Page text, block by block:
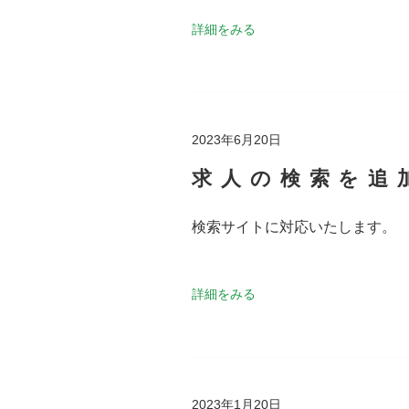
詳細をみる
2023年6月20日
求人の検索を追
検索サイトに対応いたします。
詳細をみる
2023年1月20日